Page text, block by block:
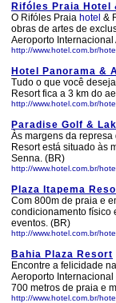
Rifóles Praia Hotel
O Rifóles Praia hotel &
obras de artes de
Aeroporto
http://www.hotel.com.br/
Hotel Panorama &
Tudo o que você
Resort fica a 3 km do
http://www.hotel.com.br/
Paradise Golf &
Às margens da
Resort está situado às
Senna. (BR)
http://www.hotel.com.br/
Plaza Itapema
Com 800m de praia e
condicionamento físico
eventos. (BR)
http://www.hotel.com.br/
Bahia Plaza Resort
Encontre a felicidade
Aeroporto Internacional
700 metros de praia e
http://www.hotel.com.br/